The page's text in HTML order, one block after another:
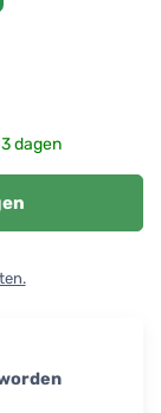
dagen